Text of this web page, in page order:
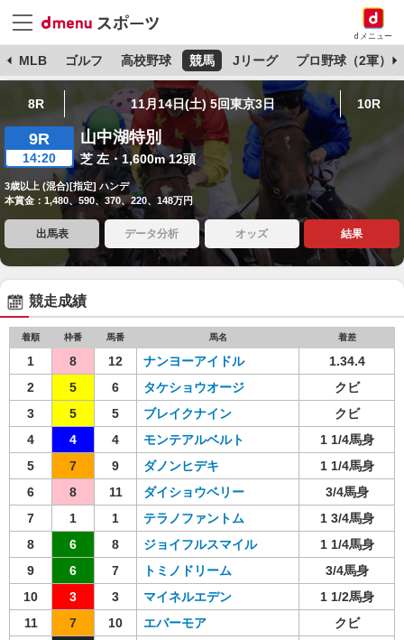
dメニュー
MLB ゴルフ 高校野球 競馬 Jリーグ プロ野球（2軍）
8R 11月14日(土) 5回東京3日 10R
9R
14:20
山中湖特別
芝 左・1,600m 12頭
3歳以上 (混合)[指定] ハンデ
本賞金：1,480、590、370、220、148万円
出馬表 データ分析 オッズ 結果
競走成績
着順 枠番 馬番 馬名 着差
1 8 12 ナンヨーアイドル
1.34.4
2
5 6 タケショウオージ
クビ
3
5 5 ブレイクナイン
クビ
4
4 4 モンテアルベルト
1 1/4馬身
5
7 9 ダノンヒデキ
1 1/4馬身
6
8 11 ダイショウベリー
3/4馬身
7
1 1 テラノファントム
1 3/4馬身
8
6 8 ジョイフルスマイル
1 1/4馬身
9
6 7 トミノドリーム
3/4馬身
10
3 3 マイネルエデン
1 1/2馬身
11
7 10 エバーモア
クビ